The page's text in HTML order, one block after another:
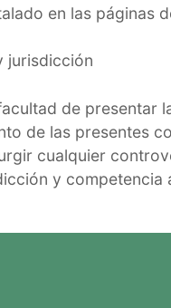
en las páginas
jurisdicción
de
de las presentes
cualquier
y competencia